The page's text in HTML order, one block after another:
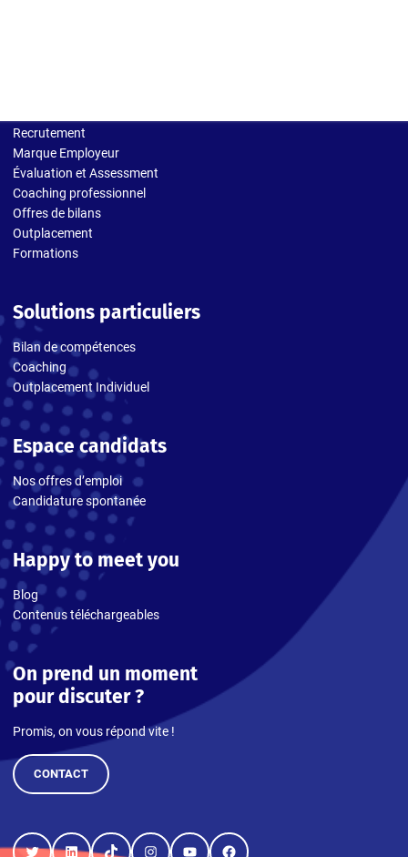
Recrutement
Marque Employeur
Évaluation et Assessment
Coaching professionnel
Offres de bilans
Outplacement
Formations
Solutions particuliers
Bilan de compétences
Coaching
Outplacement Individuel
Espace candidats
Nos offres d’emploi
Candidature spontanée
Happy to meet you
Blog
Contenus téléchargeables
On prend un moment
pour discuter ?
Promis, on vous répond vite !
CONTACT